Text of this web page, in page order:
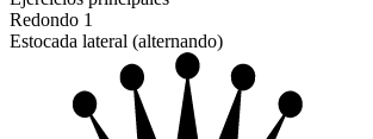
Redondo 1
Estocada lateral (alternando)